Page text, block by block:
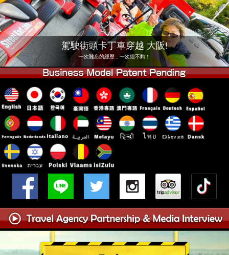
東京 秋葉原 #2 東京 澀谷
東京 澀谷附店 東京灣
東京 淺草 大阪
沖繩
駕駛街頭卡丁車穿越 大阪!
一次難忘的經歷，一次絕不夠！